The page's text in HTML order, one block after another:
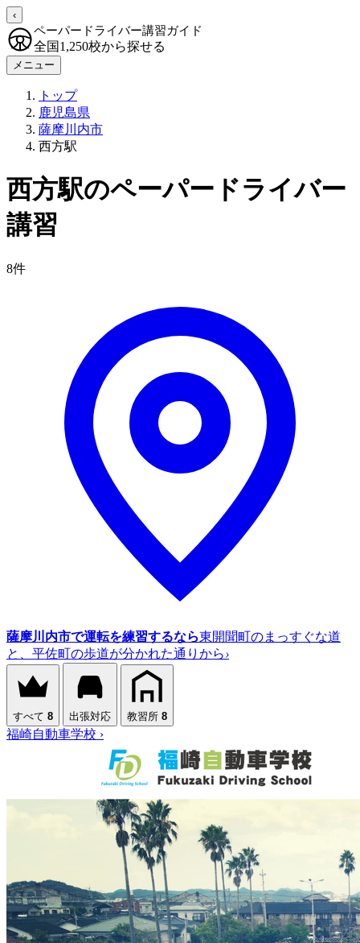
‹
ペーパードライバー講習ガイド
全国1,250校から探せる
メニュー
トップ
鹿児島県
薩摩川内市
西方駅
西方駅のペーパードライバー
講習
8件
薩摩川内市で運転を練習するなら東開聞町のまっすぐな道
と、平佐町の歩道が分かれた通りから›
すべて 8 出張対応 教習所 8
福崎自動車学校 ›